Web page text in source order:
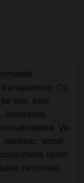
Cu
site, este
inevitabile,
Va
email
nostri
necesare.